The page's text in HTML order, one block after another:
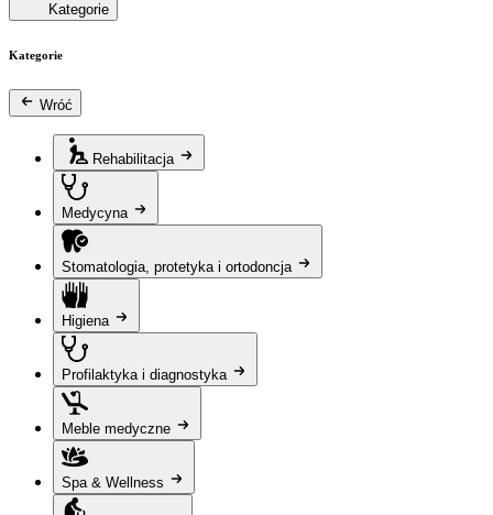
Kategorie
Kategorie
Wróć
Rehabilitacja
Medycyna
Stomatologia, protetyka i ortodoncja
Higiena
Profilaktyka i diagnostyka
Meble medyczne
Spa & Wellness